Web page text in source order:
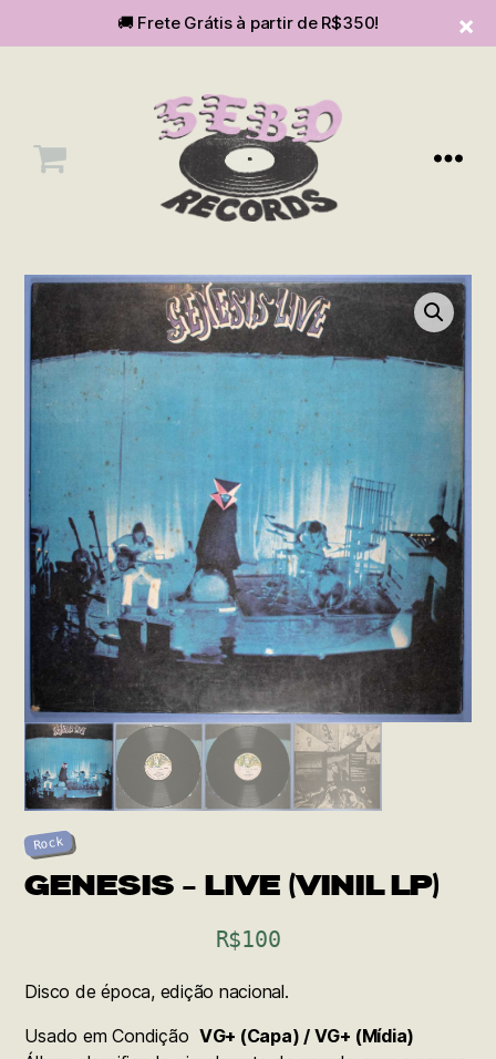
🚚 Frete Grátis à partir de R$350!
Rock
GENESIS – LIVE (VINIL LP)
R$100
Disco de época, edição nacional.
Usado em Condição VG+ (Capa) / VG+ (Mídia)